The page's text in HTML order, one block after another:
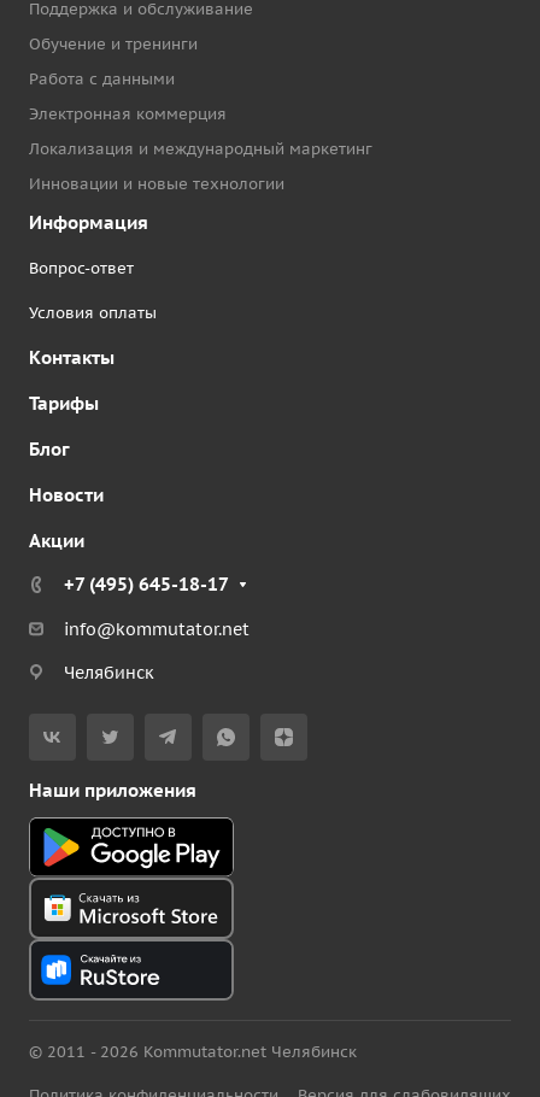
Поддержка и обслуживание
Обучение и тренинги
Работа с данными
Электронная коммерция
Локализация и международный маркетинг
Инновации и новые технологии
Информация
Вопрос-ответ
Условия оплаты
Контакты
Тарифы
Блог
Новости
Акции
+7 (495) 645-18-17
info@kommutator.net
Челябинск
Наши приложения
© 2011 - 2026 Kommutator.net Челябинск